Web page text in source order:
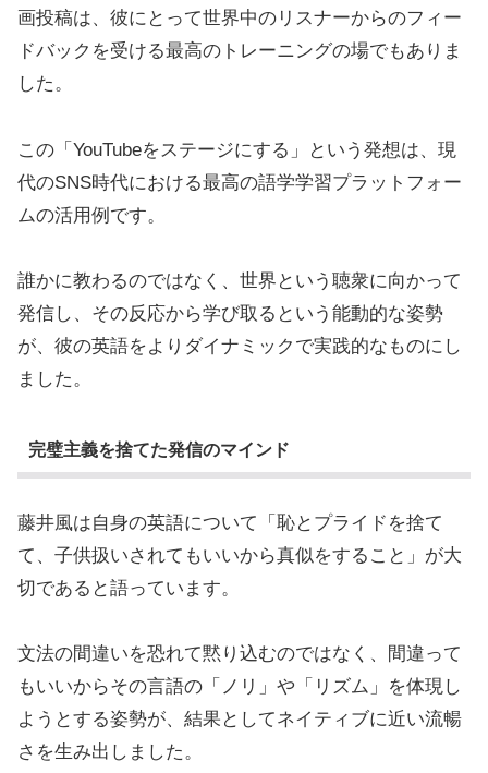
画投稿は、彼にとって世界中のリスナーからのフィー
ドバックを受ける最高のトレーニングの場でもありま
した。
この「YouTubeをステージにする」という発想は、現
代のSNS時代における最高の語学学習プラットフォー
ムの活用例です。
誰かに教わるのではなく、世界という聴衆に向かって
発信し、その反応から学び取るという能動的な姿勢
が、彼の英語をよりダイナミックで実践的なものにし
ました。
完璧主義を捨てた発信のマインド
藤井風は自身の英語について「恥とプライドを捨て
て、子供扱いされてもいいから真似をすること」が大
切であると語っています。
文法の間違いを恐れて黙り込むのではなく、間違って
もいいからその言語の「ノリ」や「リズム」を体現し
ようとする姿勢が、結果としてネイティブに近い流暢
さを生み出しました。